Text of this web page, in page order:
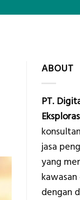
ABOUT
PT.
jasa
yang
dengan